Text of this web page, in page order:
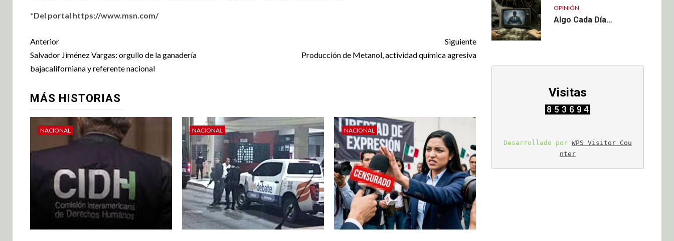
*Del portal https://www.msn.com/
Anterior
Salvador Jiménez Vargas: orgullo de la ganadería
bajacaliforniana y referente nacional
Siguiente
Producción de Metanol, actividad química agresiva
MÁS HISTORIAS
NACIONAL NACIONAL NACIONAL
OPINIÓN
Algo Cada Día…
Visitas
Desarrollado por WPS Visitor Cou
nter